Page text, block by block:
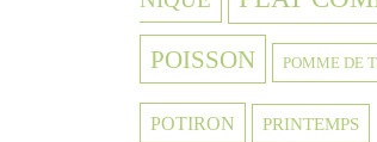
POISSON POMME DE
POTIRON PRINTEMPS